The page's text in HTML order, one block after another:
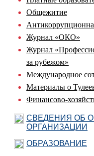
Общежитие
Журнал «ОКО»
Журнал
за рубежом»
Международное
Материалы о
Финансово-
СВЕДЕНИЯ ОБ
ОРГАНИЗАЦИИ
ОБРАЗОВАНИЕ